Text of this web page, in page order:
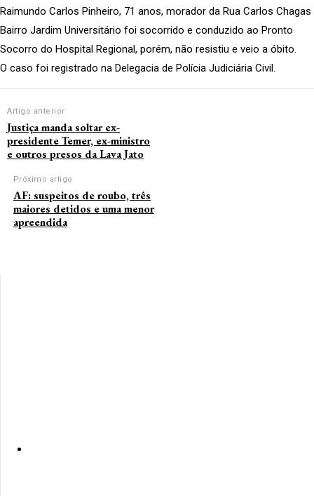
Raimundo Carlos Pinheiro, 71 anos, morador da Rua Carlos Chagas
Bairro Jardim Universitário foi socorrido e conduzido ao Pronto
Socorro do Hospital Regional, porém, não resistiu e veio a óbito.
O caso foi registrado na Delegacia de Polícia Judiciária Civil.
Artigo anterior
Justiça manda soltar ex-
presidente Temer, ex-ministro
e outros presos da Lava Jato
Próximo artigo
AF: suspeitos de roubo, três
maiores detidos e uma menor
apreendida